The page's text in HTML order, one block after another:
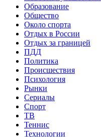
Образование
Общество
Около спорта
Отдых в России
Отдых за границей
ПДД
Политика
Происшествия
Психология
Рынки
Сериалы
Спорт
ТВ
Теннис
Технологии